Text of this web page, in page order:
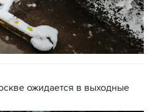
ожидается в выходные